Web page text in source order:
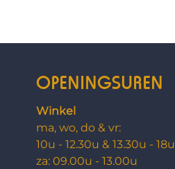
OPENINGSUREN
Winkel
ma, wo, do & vr:
10u - 12.30u & 13.30u - 18u
za: ​09.00u - 13.00u